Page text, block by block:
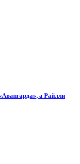
а Райлли